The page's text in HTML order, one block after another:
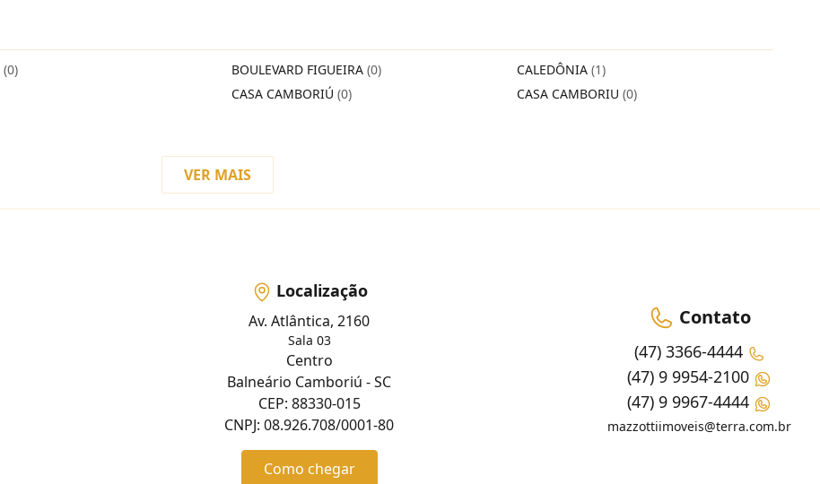
(0) BOULEVARD FIGUEIRA (0) CALEDÔNIA (1)
CASA CAMBORIÚ (0) CASA CAMBORIU (0)
VER MAIS
Localização
Av. Atlântica, 2160
Sala 03
Centro
Balneário Camboriú - SC
CEP: 88330-015
CNPJ: 08.926.708/0001-80
Como chegar
Contato
(47) 3366-4444
(47) 9 9954-2100
(47) 9 9967-4444
mazzottiimoveis@terra.com.br